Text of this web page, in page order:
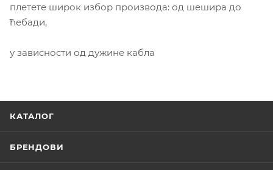
плетете широк избор производа: од шешира до
ћебади,
у зависности од дужине кабла
КАТАЛОГ
БРЕНДОВИ